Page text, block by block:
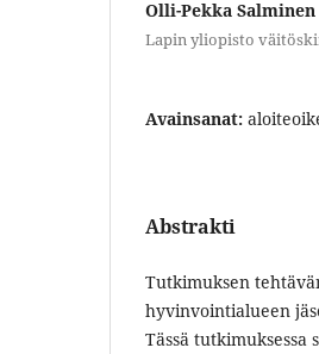
Olli-Pekka Salminen
Lapin yliopisto
Avainsanat:
Abstrakti
Tutkimuksen
hyvinvointialueen
Tässä